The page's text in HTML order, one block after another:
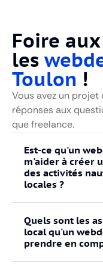
Foire
les
Toulon !
Vous avez un projet
réponses aux
que freelance.
Est-ce qu'un
m'aider à créer
des activités
locales ?
Quels sont les
local qu'un
prendre en